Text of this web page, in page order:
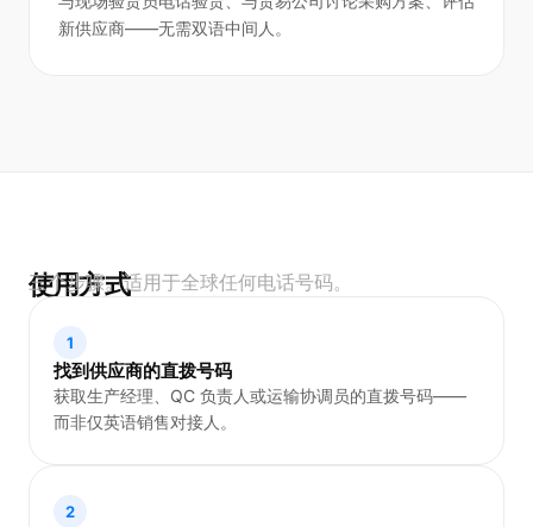
新供应商——无需双语中间人。
使用方式
三个步骤。适用于全球任何电话号码。
1
找到供应商的直拨号码
获取生产经理、QC 负责人或运输协调员的直拨号码——
而非仅英语销售对接人。
2